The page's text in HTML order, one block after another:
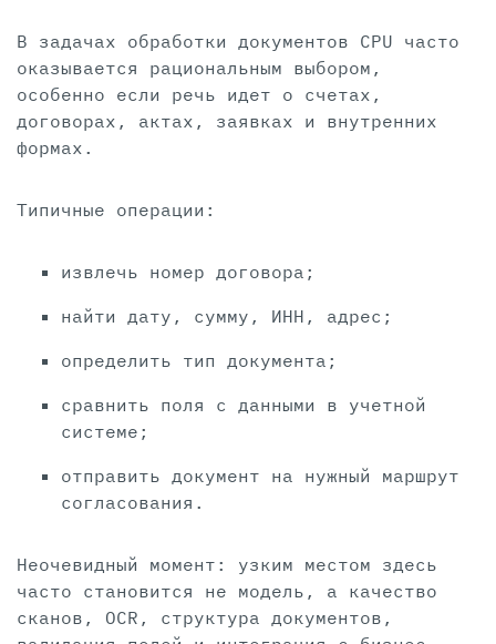
В задачах обработки документов CPU часто
оказывается рациональным выбором,
особенно если речь идет о счетах,
договорах, актах, заявках и внутренних
формах.
Типичные операции:
извлечь номер договора;
найти дату, сумму, ИНН, адрес;
определить тип документа;
сравнить поля с данными в учетной
системе;
отправить документ на нужный маршрут
согласования.
Неочевидный момент: узким местом здесь
часто становится не модель, а качество
сканов, OCR, структура документов,